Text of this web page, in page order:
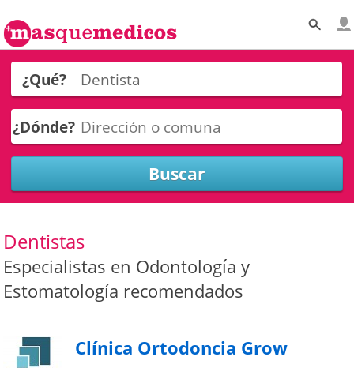
¿Qué?
¿Dónde?
Dentistas
Especialistas en Odontología y
Estomatología recomendados
Clínica Ortodoncia Grow